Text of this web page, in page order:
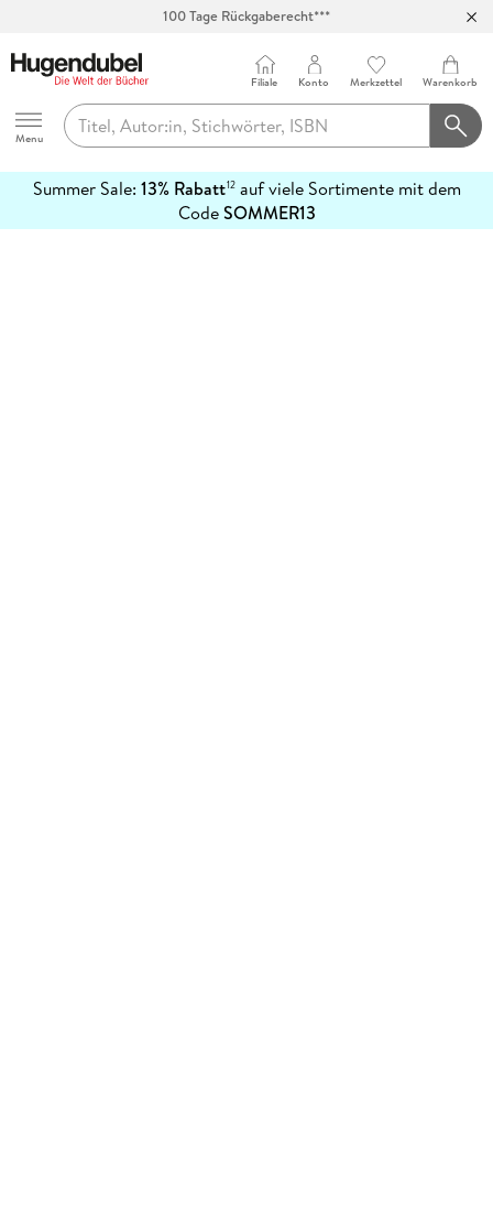
100 Tage Rückgaberecht***
Hugendubel
Menu
Filiale Konto Merkzettel Warenkorb
Summer Sale: 13% Rabatt12auf viele Sortimente mit dem
CodeSOMMER13
erfahren